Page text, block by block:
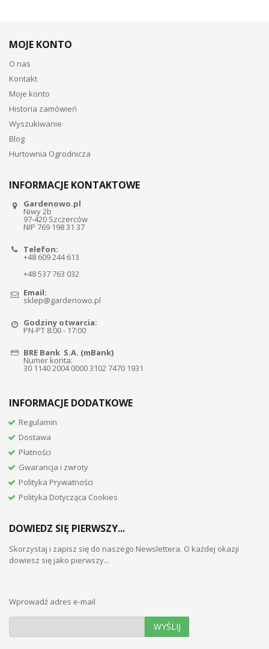
MOJE KONTO
O nas
Kontakt
Moje konto
Historia zamówień
Wyszukiwanie
Blog
Hurtownia Ogrodnicza
INFORMACJE KONTAKTOWE
Gardenowo.pl
Niwy 2b
97-420 Szczerców
NIP 769 198 31 37
Telefon:
+48 609 244 613
+48 537 763 032
Email:
sklep@gardenowo.pl
Godziny otwarcia:
PN-PT 8:00 - 17:00
BRE Bank S.A. (mBank)
Numer konta:
30 1140 2004 0000 3102 7470 1931
INFORMACJE DODATKOWE
Regulamin
Dostawa
Płatności
Gwarancja i zwroty
Polityka Prywatności
Polityka Dotycząca Cookies
DOWIEDZ SIĘ PIERWSZY...
Skorzystaj i zapisz się do naszego Newslettera. O każdej okazji
dowiesz się jako pierwszy...
Wprowadź adres e-mail
WYŚLIJ